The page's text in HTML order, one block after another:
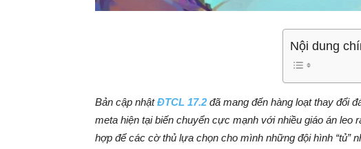
Nội dung
Bản cập nhậtĐTCL 17.2đã mang đến hàng loạt thay đổi
meta hiện tại biến chuyển cực mạnh với nhiều giáo án
hợp để các cờ thủ lựa chọn cho mình những đội hình “tủ”